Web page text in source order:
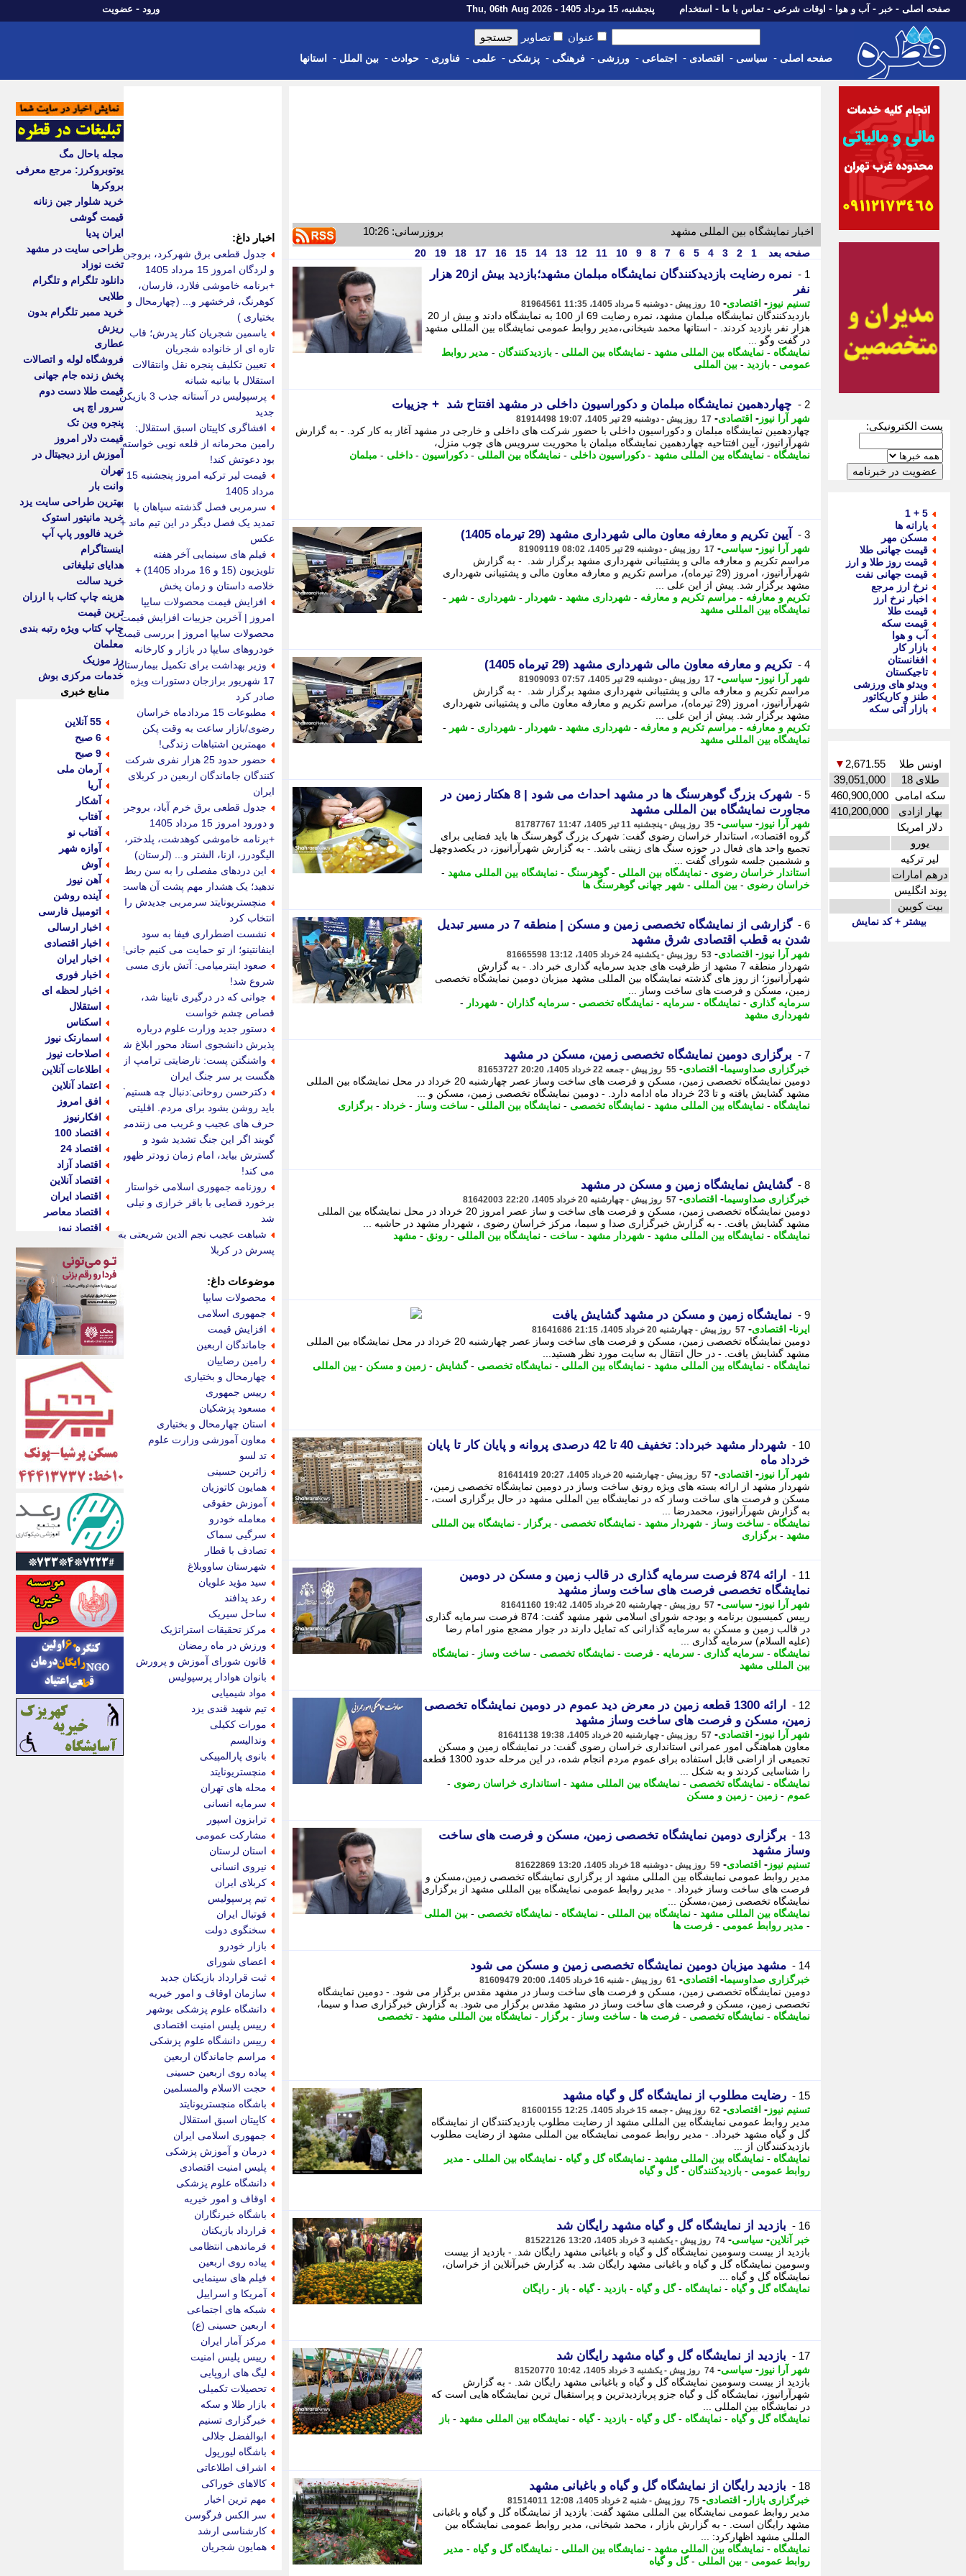
صفحه اصلی - خبر - آب و هوا - اوقات شرعی - تماس با ما - استخدام پنجشنبه، 15 مرداد 1405 - Thu, 06th Aug 2026 ورود - عضویت
عنوان تصاویر
صفحه اصلی - سیاسی - اقتصادی - اجتماعی - ورزشی - فرهنگی - پزشکی - علمی - فناوری - حوادث - بین الملل - استانها
پست الکترونیکی:
5 + 1
یارانه ها
مسکن مهر
قیمت جهانی طلا
قیمت روز طلا و ارز
قیمت جهانی نفت
نرخ ارز مرجع
اخبار نرخ ارز
قیمت طلا
قیمت سکه
آب و هوا
بازار کار
افغانستان
تاجیکستان
ویدئو های ورزشی
طنز و کاریکاتور
بازار آتی سکه
اونس طلا 2,671.55
▼
طلای 18
39,051,000
سکه امامی 460,900,000
بهار ازادی
410,200,000
دلار امریکا
یورو
لیر ترکیه
درهم امارات
پوند انگلیس
بیت کویین
بیشتر + کد نمایش
اخبار نمایشگاه بین المللی مشهد بروزرسانی: 10:26
صفحه بعد 1
2
3
4
5
6
7
8
9
10
11
12
13
14
15
16
17
18
19
20
1 -
نمره رضایت بازدیدکنندگان نمایشگاه مبلمان مشهد؛بازدید بیش از20 هزار
نفر
تسنیم نیوز - اقتصادی- 10 روز پیش - دوشنبه 5 مرداد 1405، 11:35 81964561
بازدیدکنندگان نمایشگاه مبلمان مشهد، نمره رضایت 69 از 100 به نمایشگاه دادند و بیش از 20
هزار نفر بازدید کردند. - استانها محمد شیخانی،مدیر روابط عمومی نمایشگاه بین المللی مشهد
در گفت وگو ...
نمایشگاه - نمایشگاه بین المللی مشهد - نمایشگاه بین المللی - بازدیدکنندگان - مدیر روابط
عمومی - بازدید - بین المللی
2 - چهاردهمین نمایشگاه مبلمان و دکوراسیون داخلی در مشهد افتتاح شد + جزییات
شهر آرا نیوز - اقتصادی- 17 روز پیش - دوشنبه 29 تیر 1405، 19:07 81914498
چهاردهمین نمایشگاه مبلمان و دکوراسیون داخلی با حضور شرکت های داخلی و خارجی در مشهد آغاز به کار کرد. - به گزارش
شهرآرانیوز، آیین افتتاحیه چهاردهمین نمایشگاه مبلمان با محوریت سرویس های چوب منزل،
نمایشگاه - نمایشگاه بین المللی مشهد - دکوراسیون داخلی - نمایشگاه بین المللی - دکوراسیون - داخلی - مبلمان
3 - آیین تکریم و معارفه معاون مالی شهرداری مشهد (29 تیرماه 1405)
شهر آرا نیوز - سیاسی- 17 روز پیش - دوشنبه 29 تیر 1405، 08:02 81909119
مراسم تکریم و معارفه مالی و پشتیبانی شهرداری مشهد برگزار شد. - به گزارش
شهرآرانیوز، امروز (29 تیرماه)، مراسم تکریم و معارفه معاون مالی و پشتیبانی شهرداری
مشهد برگزار شد. پیش از این علی ...
تکریم و معارفه - مراسم تکریم و معارفه - شهرداری مشهد - شهردار - شهرداری - شهر -
نمایشگاه بین المللی مشهد
4 - تکریم و معارفه معاون مالی شهرداری مشهد (29 تیرماه 1405)
شهر آرا نیوز - سیاسی- 17 روز پیش - دوشنبه 29 تیر 1405، 07:57 81909093
مراسم تکریم و معارفه مالی و پشتیبانی شهرداری مشهد برگزار شد. - به گزارش
شهرآرانیوز، امروز (29 تیرماه)، مراسم تکریم و معارفه معاون مالی و پشتیبانی شهرداری
مشهد برگزار شد. پیش از این علی ...
تکریم و معارفه - مراسم تکریم و معارفه - شهرداری مشهد - شهردار - شهرداری - شهر -
نمایشگاه بین المللی مشهد
5 -
شهرک بزرگ گوهرسنگ ها در مشهد احداث می شود | 8 هکتار زمین در
مجاورت نمایشگاه بین المللی مشهد
شهر آرا نیوز - سیاسی- 35 روز پیش - پنجشنبه 11 تیر 1405، 11:47 81787767
گروه اقتصاد»، استاندار خراسان رضوی گفت: شهرک بزرگ گوهرسنگ ها باید فضایی برای
تجمیع واحد های فعال در حوزه سنگ های زینتی باشد. - به گزارش شهرآرانیوز، در یکصدوچهل
و ششمین جلسه شورای گفت ...
استاندار خراسان رضوی - نمایشگاه بین المللی -گوهرسنگ - نمایشگاه بین المللی مشهد -
خراسان رضوی - بین المللی - شهر جهانی گوهرسنگ ها
6 -
گزارشی از نمایشگاه تخصصی زمین و مسکن | منطقه 7 در مسیر تبدیل
شدن به قطب اقتصادی شرق مشهد
شهر آرا نیوز - اقتصادی- 53 روز پیش - یکشنبه 24 خرداد 1405، 13:12 81665598
شهردار منطقه 7 مشهد از ظرفیت های جدید سرمایه گذاری خبر داد. - به گزارش
شهرآرانیوز؛ از روز های گذشته نمایشگاه بین المللی مشهد میزبان دومین نمایشگاه تخصصی
زمین، مسکن و فرصت های ساخت وساز ...
سرمایه گذاری - نمایشگاه - سرمایه - نمایشگاه تخصصی - سرمایه گذاران - شهردار -
شهرداری مشهد
7 - برگزاری دومین نمایشگاه تخصصی زمین، مسکن در مشهد
خبرگزاری صداوسیما- اقتصادی- 55 روز پیش - جمعه 22 خرداد 1405، 20:20 81653727
دومین نمایشگاه تخصصی زمین، مسکن و فرصت های ساخت وساز عصر چهارشنبه 20 خرداد در محل نمایشگاه بین المللی
مشهد گشایش یافته و تا 23 خرداد ماه ادامه دارد. - دومین نمایشگاه تخصصی زمین، مسکن و ...
نمایشگاه - نمایشگاه بین المللی مشهد - نمایشگاه تخصصی - نمایشگاه بین المللی - ساخت وساز - خرداد - برگزاری
8 - گشایش نمایشگاه زمین و مسکن در مشهد
خبرگزاری صداوسیما- اقتصادی- 57 روز پیش - چهارشنبه 20 خرداد 1405، 22:20 81642003
دومین نمایشگاه تخصصی زمین، مسکن و فرصت های ساخت و ساز عصر امروز 20 خرداد در محل نمایشگاه بین المللی
مشهد گشایش یافت. - به گزارش خبرگزاری صدا و سیما، مرکز خراسان رضوی ، شهردار مشهد در حاشیه ...
نمایشگاه - نمایشگاه بین المللی مشهد - شهردار مشهد - ساخت - نمایشگاه بین المللی - رونق - مشهد
9 - نمایشگاه زمین و مسکن در مشهد گشایش یافت
ایرنا- اقتصادی- 57 روز پیش - چهارشنبه 20 خرداد 1405، 21:15 81641686
دومین نمایشگاه تخصصی زمین، مسکن و فرصت های ساخت وساز عصر چهارشنبه 20 خرداد در محل نمایشگاه بین المللی
مشهد گشایش یافت. - در ﺣﺎل اﻧﺘﻘﺎل ﺑﻪ ﺳﺎﯾﺖ ﻣﻮرد ﻧﻈﺮ ﻫﺴﺘﯿﺪ...
نمایشگاه - نمایشگاه بین المللی مشهد - نمایشگاه بین المللی - نمایشگاه تخصصی -گشایش - زمین و مسکن - بین المللی
10 -
شهردار مشهد خبرداد: تخفیف 40 تا 42 درصدی پروانه و پایان کار تا پایان
خرداد ماه
شهر آرا نیوز - اقتصادی- 57 روز پیش - چهارشنبه 20 خرداد 1405، 20:27 81641419
شهردار مشهد از ارائه بسته های ویژه رونق ساخت وساز در دومین نمایشگاه تخصصی زمین،
مسکن و فرصت های ساخت وساز که در نمایشگاه بین المللی مشهد در حال برگزاری است، -
به گزارش شهرآرانیوز، محمدرضا ...
نمایشگاه - ساخت وساز - شهردار مشهد - نمایشگاه تخصصی - برگزار - نمایشگاه بین المللی
مشهد - برگزاری
11 -
ارائه 874 فرصت سرمایه گذاری در قالب زمین و مسکن در دومین
نمایشگاه تخصصی فرصت های ساخت وساز مشهد
شهر آرا نیوز - سیاسی- 57 روز پیش - چهارشنبه 20 خرداد 1405، 19:42 81641160
رییس کمیسیون برنامه و بودجه شورای اسلامی شهر مشهد گفت: 874 فرصت سرمایه گذاری
در قالب زمین و مسکن به سرمایه گذارانی که تمایل دارند در جوار مضجع منور امام رضا
(علیه السلام) سرمایه گذاری ...
نمایشگاه - سرمایه گذاری - سرمایه - فرصت - نمایشگاه تخصصی - ساخت وساز - نمایشگاه
بین المللی مشهد
12 -
ارائه 1300 قطعه زمین در معرض دید عموم در دومین نمایشگاه تخصصی
زمین، مسکن و فرصت های ساخت وساز مشهد
شهر آرا نیوز - اقتصادی- 57 روز پیش - چهارشنبه 20 خرداد 1405، 19:38 81641138
معاون هماهنگی امور عمرانی استانداری خراسان رضوی گفت: در نمایشگاه زمین و مسکن
تجمیعی از اراضی قابل استفاده برای عموم مردم انجام شده، در این مرحله حدود 1300 قطعه
را شناسایی کردند و به شکل ...
نمایشگاه - نمایشگاه تخصصی - نمایشگاه بین المللی مشهد - استانداری خراسان رضوی -
عموم - زمین - زمین و مسکن
13 -
برگزاری دومین نمایشگاه تخصصی زمین، مسکن و فرصت های ساخت
وساز مشهد
تسنیم نیوز - اقتصادی- 59 روز پیش - دوشنبه 18 خرداد 1405، 13:20 81622869
مدیر روابط عمومی نمایشگاه بین المللی مشهد از برگزاری نمایشگاه تخصصی زمین،مسکن و
فرصت های ساخت وساز خبرداد. - مدیر روابط عمومی نمایشگاه بین المللی مشهد از برگزاری
نمایشگاه تخصصی زمین،مسکن ...
نمایشگاه بین المللی مشهد - نمایشگاه بین المللی - نمایشگاه - نمایشگاه تخصصی - بین المللی
- مدیر روابط عمومی - فرصت ها
14 - مشهد میزبان دومین نمایشگاه تخصصی زمین و مسکن می شود
خبرگزاری صداوسیما- اقتصادی- 61 روز پیش - شنبه 16 خرداد 1405، 20:00 81609479
دومین نمایشگاه تخصصی زمین، مسکن و فرصت های ساخت وساز در مشهد مقدس برگزار می شود. - دومین نمایشگاه
تخصصی زمین، مسکن و فرصت های ساخت وساز در مشهد مقدس برگزار می شود. به گزارش خبرگزاری صدا و سیما،
نمایشگاه - نمایشگاه تخصصی - فرصت ها - ساخت وساز - برگزار - نمایشگاه بین المللی مشهد - تخصصی
15 - رضایت مطلوب از نمایشگاه گل و گیاه مشهد
تسنیم نیوز - اقتصادی- 62 روز پیش - جمعه 15 خرداد 1405، 12:25 81600155
مدیر روابط عمومی نمایشگاه بین المللی مشهد از رضایت مطلوب بازدیدکنندگان از نمایشگاه
گل و گیاه مشهد خبرداد. - مدیر روابط عمومی نمایشگاه بین المللی مشهد از رضایت مطلوب
بازدیدکنندگان از ...
نمایشگاه - نمایشگاه بین المللی مشهد - نمایشگاه گل و گیاه - نمایشگاه بین المللی - مدیر
روابط عمومی - بازدیدکنندگان -گل و گیاه
16 - بازدید از نمایشگاه گل و گیاه مشهد رایگان شد
خبر آنلاین- سیاسی- 74 روز پیش - یکشنبه 3 خرداد 1405، 13:20 81522126
بازدید از بیست وسومین نمایشگاه گل و گیاه و باغبانی مشهد رایگان شد. - بازدید از بیست
وسومین نمایشگاه گل و گیاه و باغبانی مشهد رایگان شد. به گزارش خبرآنلاین از خراسان،
نمایشگاه گل و گیاه ...
نمایشگاه گل و گیاه - نمایشگاه -گل و گیاه - بازدید -گیاه - باز - رایگان
17 - بازدید از نمایشگاه گل و گیاه مشهد رایگان شد
شهر آرا نیوز - سیاسی- 74 روز پیش - یکشنبه 3 خرداد 1405، 10:42 81520770
بازدید از بیست وسومین نمایشگاه گل و گیاه و باغبانی مشهد رایگان شد. - به گزارش
شهرآرانیوز، نمایشگاه گل و گیاه جزو پربازدیدترین و پراستقبال ترین نمایشگاه هایی است که
در نمایشگاه بین المللی ...
نمایشگاه گل و گیاه - نمایشگاه -گل و گیاه - بازدید -گیاه - نمایشگاه بین المللی مشهد - باز
18 - بازدید رایگان از نمایشگاه گل و گیاه و باغبانی مشهد
خبرگزاری بازار - اقتصادی- 75 روز پیش - شنبه 2 خرداد 1405، 12:08 81514011
مدیر روابط عمومی نمایشگاه بین المللی مشهد گفت: بازدید از نمایشگاه گل و گیاه و باغبانی
مشهد رایگان است. - به گزارش بازار ، محمد شیخانی، مدیر روابط عمومی نمایشگاه بین
المللی مشهد اظهارکرد: ...
نمایشگاه - نمایشگاه بین المللی مشهد - نمایشگاه بین المللی - نمایشگاه گل و گیاه - مدیر
روابط عمومی - بین المللی -گل و گیاه
اخبار داغ:
جدول قطعی برق شهرکرد، بروجن
و لردگان امروز 15 مرداد 1405
+برنامه خاموشی فلارد، فارسان،
کوهرنگ، فرخشهر و... (چهارمحال و
بختیاری )
یاسمین شجریان کنار پدرش؛ قاب
تازه ای از خانواده شجریان
تعیین تکلیف پنجره نقل وانتقالات
استقلال با بیانیه شبانه
پرسپولیس در آستانه جذب 3 بازیکن
جدید
افشاگری کاپیتان اسبق استقلال:
رامین محرمانه از قلعه نویی خواسته
بود دعوتش کند!
قیمت لیر ترکیه امروز پنجشنبه 15
مرداد 1405
سرمربی فصل گذشته سپاهان با
تمدید یک فصل دیگر در این تیم ماند +
عکس
فیلم های سینمایی آخر هفته
تلویزیون (15 و 16 مرداد 1405) +
خلاصه داستان و زمان پخش
افزایش قیمت محصولات سایپا
امروز | آخرین جزییات افزایش قیمت
محصولات سایپا امروز | بررسی قیمت
خودروهای سایپا در بازار و کارخانه
وزیر بهداشت برای تکمیل بیمارستان
17 شهریور برازجان دستورات ویژه
صادر کرد
مطبوعات 15 مردادماه خراسان
رضوی/بازار ساعت به وقت پکن
مهمترین اشتباهات زندگی!
حضور حدود 25 هزار نفری شرکت
کنندگان جاماندگان اربعین در کربلای
ایران
جدول قطعی برق خرم آباد، بروجرد
و دورود امروز 15 مرداد 1405
+برنامه خاموشی کوهدشت، پلدختر،
الیگودرز، ازنا، الشتر و... (لرستان)
این دردهای مفصلی را به سن ربط
ندهید؛ یک هشدار مهم پشت آن هاست
منچستریونایتد سرمربی جدیدش را
انتخاب کرد
نشست اضطراری فیفا به سود
اینفانتینو؛ از تو حمایت می کنیم جانی!
صعود اینترمیامی: آتش بازی مسی
شروع شد!
جوانی که در درگیری نابینا شد،
قصاص چشم خواست
دستور جدید وزارت علوم درباره
پذیرش دانشجوی استاد محور ابلاغ شد
واشنگتن پست: نارضایتی ترامپ از
هگست بر سر جنگ ایران
دکترحسن روحانی:دنبال چه هستیم؟
باید روشن بشود برای مردم. اقلیتی
حرف های عجیب و غریب می زنندمی
گویند اگر این جنگ تشدید شود و
گسترش بیابد، امام زمان زودتر ظهور
می کند!
روزنامه جمهوری اسلامی خواستار
برخورد قضایی با باقر خرازی و نیلی
شد
شباهت عجیب نجم الدین شریعتی به
پسرش در کربلا
موضوعات داغ:
محصولات سایپا
جمهوری اسلامی
افزایش قیمت
جاماندگان اربعین
رامین رضاییان
چهارمحال و بختیاری
رییس جمهوری
مسعود پزشکیان
استان چهارمحال و بختیاری
معاون آموزشی وزارت علوم
تد لسو
زائرین حسینی
همایون کاتوزیان
آموزش حقوقی
معامله خودرو
سرگیی سماک
تصادف با قطار
شهرستان ساووبلاغ
سید مؤید علویان
رعد پدافند
ساحل سیریک
مرکز تحقیقات استراتژیک
ورزش در ماه رمضان
قانون شورای آموزش و پرورش
بانوان هوادار پرسپولیس
مواد شیمیایی
تیم شهید قندی یزد
مورات ککیلی
وندالیسم
بانوی پارالمپیکی
منچستریونایتد
محله های تهران
سرمایه انسانی
ترابزون اسپور
مشارکت عمومی
استان لرستان
نیروی انسانی
کربلای ایران
تیم پرسپولیس
فوتبال ایران
سخنگوی دولت
بازار خودرو
اعضای شورای
ثبت قرارداد بازیکنان جدید
سازمان اوقاف و امور خیریه
دانشگاه علوم پزشکی بوشهر
رییس پلیس امنیت اقتصادی
رییس دانشگاه علوم پزشکی
مراسم جاماندگان اربعین
پیاده روی اربعین حسینی
حجت الاسلام والمسلمین
باشگاه منچستریونایتد
کاپیتان اسبق استقلال
جمهوری اسلامی ایران
درمان و آموزش پزشکی
پلیس امنیت اقتصادی
دانشگاه علوم پزشکی
اوقاف و امور خیریه
باشگاه خبرنگاران
قرارداد بازیکنان
فرماندهی انتظامی
پیاده روی اربعین
فیلم های سینمایی
آمریکا و اسراییل
شبکه های اجتماعی
اربعین حسینی (ع)
مرکز آمار ایران
رییس پلیس امنیت
لیگ های اروپایی
تحصیلات تکمیلی
بازار طلا و سکه
خبرگزاری تسنیم
ابوالفضل جلالی
باشگاه لیورپول
اشراف اطلاعاتی
کالاهای خوراکی
مهم ترین اخبار
سر الکس فرگوسن
کارشناسی ارشد
همایون شجریان
مجله باحال مگ
یوتوبروکرز: مرجع معرفی
بروکرها
خرید شلوار جین زنانه
قیمت گوشی
ایران پدیا
طراحی سایت در مشهد
تخت نوزاد
دانلود تلگرام و تلگرام
طلایی
خرید ممبر تلگرام بدون
ریزش
عطاری
فروشگاه لوله و اتصالات
پخش زنده جام جهانی
قیمت طلا دست دوم
سرور اچ پی
پنجره وین تک
قیمت دلار امروز
آموزش ارز دیجیتال در
تهران
وانت بار
بهترین طراحی سایت یزد
خرید مانیتور استوک
خرید فالوور پاپ آپ
اینستاگرام
هدایای تبلیغاتی
خرید سالت
هزینه چاپ کتاب با ارزان
ترین قیمت
چاپ کتاب ویژه رتبه بندی
معلمان
رز موزیک
خدمات مرکزی بوش
منابع خبری
55 آنلاین
6 صبح
9 صبح
آرمان ملی
آریا
آشکار
آفتاب
آفتاب نو
آوازه شهر
آوش
آهن نیوز
آینده روشن
اتومبیل فارسی
اخبار ارسالی
اخبار اقتصادی
اخبار ایران
اخبار فوری
اخبار لحظه ای
استقلال
اسکناس
اسمارتک نیوز
اصلاحات نیوز
اطلاعات آنلاین
اعتماد آنلاین
افق امروز
افکارنیوز
اقتصاد 100
اقتصاد 24
اقتصاد آزاد
اقتصاد آنلاین
اقتصاد ایران
اقتصاد معاصر
اقتصاد نیوز
اکوفارس
اکونگار
اکونیوز
الف
انتشار آنلاین
اندیشه قرن
اندیشه معاصر
اندیشه ها
انرژی پرس
ای استخدام
ایتنا
ایراف
ایران آرت
ایران آنلاین
ایران زندگی
ایران فوری
ایرانی روز
ایرانیتال
ایرنا
ایسکانیوز
ایسنا
ایکنا
ایلنا
اینتیتر
ایونا نیوز
بازتاب آنلاین
باشگاه خبرنگاران
باغستان نیوز
بامبوک
ببین و بخون
بدینسان
بنکر